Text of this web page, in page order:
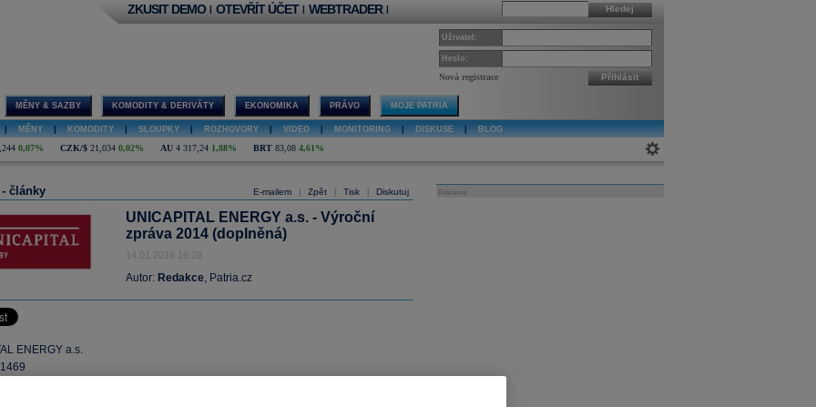
Hledej
ZKUSIT DEMO | OTEVŘÍT ÚČET | WEBTRADER |
Uživatel:
Heslo:
Nová registrace Přihlásit
MĚNY & SAZBY KOMODITY & DERIVÁTY EKONOMIKA PRÁVO MOJE PATRIA
MĚNY KOMODITY SLOUPKY ROZHOVORY VIDEO MONITORING DISKUSE BLOG
0,07% CZK/$ 21,034 0,02% AU 4 317,24 1,88% BRT 83,08 4,61%
E-mailem Zpět Tisk Diskutuj
- články
UNICAPITAL ENERGY a.s. - Výroční
zpráva 2014 (doplněná)
14.01.2016 16:28
Autor: Redakce, Patria.cz
ENERGY a.s.
Reklama